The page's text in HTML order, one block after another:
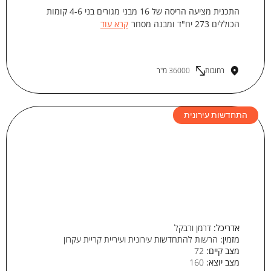
התכנית מציעה הריסה של 16 מבני מגורים בני 4-6 קומות
הכוללים 273 יח"ד ומבנה מסחר
קרא עוד
רחובות 36000 מ"ר
התחדשות עירונית
אדריכל: דרמן ורבקל
מזמין: הרשות להתחדשות עירונית ועיריית קריית עקרון
מצב קיים:
מצב יוצא: